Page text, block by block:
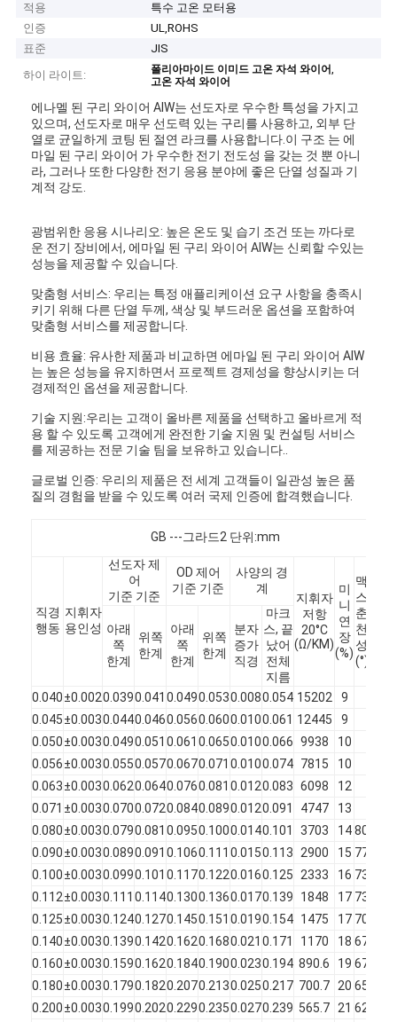
홈
제품
적용
특수 고온 모터용
인증
UL,ROHS
표준
JIS
하이 라이트:
폴리아마이드 이미드 고온 자석 와이어,
고온 자석 와이어
에나멜 된 구리 와이어 AIW는 선도자로 우수한 특성을 가지고
있으며, 선도자로 매우 선도력 있는 구리를 사용하고, 외부 단
열로 균일하게 코팅 된 절연 라크를 사용합니다.이 구조 는 에
마일 된 구리 와이어 가 우수한 전기 전도성 을 갖는 것 뿐 아니
라, 그러나 또한 다양한 전기 응용 분야에 좋은 단열 성질과 기
계적 강도.
광범위한 응용 시나리오: 높은 온도 및 습기 조건 또는 까다로
운 전기 장비에서, 에마일 된 구리 와이어 AIW는 신뢰할 수있는
성능을 제공할 수 있습니다.
맞춤형 서비스: 우리는 특정 애플리케이션 요구 사항을 충족시
키기 위해 다른 단열 두께, 색상 및 부드러운 옵션을 포함하여
맞춤형 서비스를 제공합니다.
비용 효율: 유사한 제품과 비교하면 에마일 된 구리 와이어 AIW
는 높은 성능을 유지하면서 프로젝트 경제성을 향상시키는 더
경제적인 옵션을 제공합니다.
기술 지원:우리는 고객이 올바른 제품을 선택하고 올바르게 적
용 할 수 있도록 고객에게 완전한 기술 지원 및 컨설팅 서비스
를 제공하는 전문 기술 팀을 보유하고 있습니다..
글로벌 인증: 우리의 제품은 전 세계 고객들이 일관성 높은 품
질의 경험을 받을 수 있도록 여러 국제 인증에 합격했습니다.
GB ---그라드2 단위:mm
직경
행동
지휘자
용인성
선도자 제
어
기준 기준
OD 제어
기준 기준
사양의 경
계
지휘자
저항
20°C
(Ω/KM)
미
니
연
장
(%)
맥
스
춘
천
성
(°)
아래
쪽
한계
위쪽
한계
아래
쪽
한계
위쪽
한계
분자
증가
직경
마크
스, 끝
났어
전체
지름
0.040±0.0020.0390.041 0.0490.0530.0080.054 15202 9
0.045±0.0030.0440.0460.0560.0600.0100.061 12445 9
0.050±0.0030.0490.051 0.061 0.0650.0100.066 9938 10
0.056±0.0030.0550.0570.0670.071 0.0100.074 7815 10
0.063±0.0030.0620.0640.0760.081 0.0120.083 6098 12
0.071 ±0.0030.0700.0720.0840.0890.0120.091 4747 13
0.080±0.0030.0790.081 0.0950.1000.0140.101 3703 14 80
0.090±0.0030.0890.091 0.1060.111 0.0150.113 2900 15 77
0.100±0.0030.0990.101 0.1170.1220.0160.125 2333 16 73
0.112±0.0030.111 0.1140.1300.1360.0170.139 1848 17 73
0.125±0.0030.1240.1270.1450.151 0.0190.154 1475 17 70
0.140±0.0030.1390.1420.1620.1680.021 0.171 1170 18 67
0.160±0.0030.1590.1620.1840.1900.0230.194 890.6 19 67
0.180±0.0030.1790.1820.2070.2130.0250.217 700.7 20 65
0.200±0.0030.1990.2020.2290.2350.0270.239 565.7 21 62